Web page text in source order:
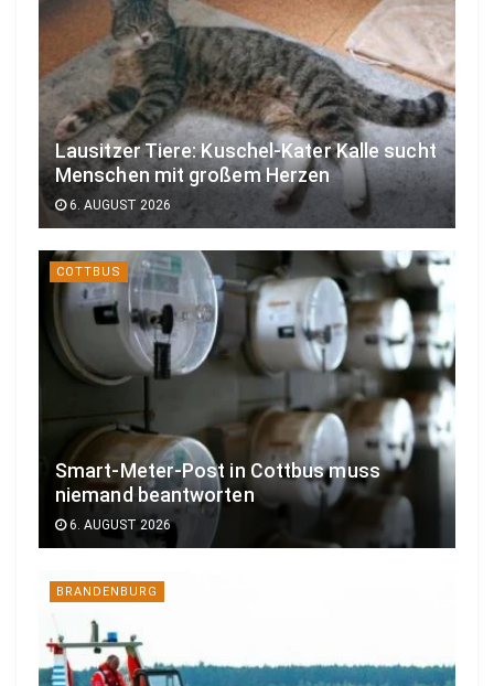
Lausitzer Tiere: Kuschel-Kater Kalle sucht
Menschen mit großem Herzen
6. AUGUST 2026
COTTBUS
Smart-Meter-Post in Cottbus muss
niemand beantworten
6. AUGUST 2026
BRANDENBURG